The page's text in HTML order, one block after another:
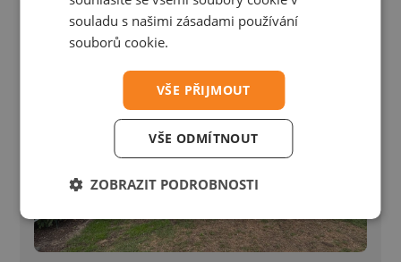
souladu s našimi zásadami používání
souborů cookie.
VŠE PŘIJMOUT
VŠE ODMÍTNOUT
ZOBRAZIT PODROBNOSTI